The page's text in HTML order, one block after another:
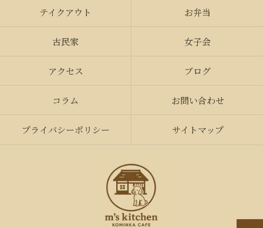
テイクアウト お弁当
古民家 女子会
アクセス ブログ
コラム お問い合わせ
プライバシーポリシー サイトマップ